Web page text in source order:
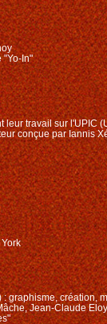
"Yo-In"
leur travail sur l'UPIC
conçue par Iannis
graphisme, création,
Jean-Claude Eloy